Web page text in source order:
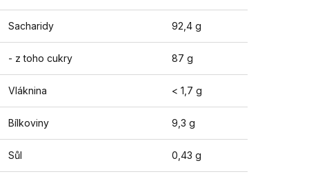
Sacharidy 92,4 g
- z toho cukry 87 g
Vláknina < 1,7 g
Bílkoviny 9,3 g
Sůl 0,43 g